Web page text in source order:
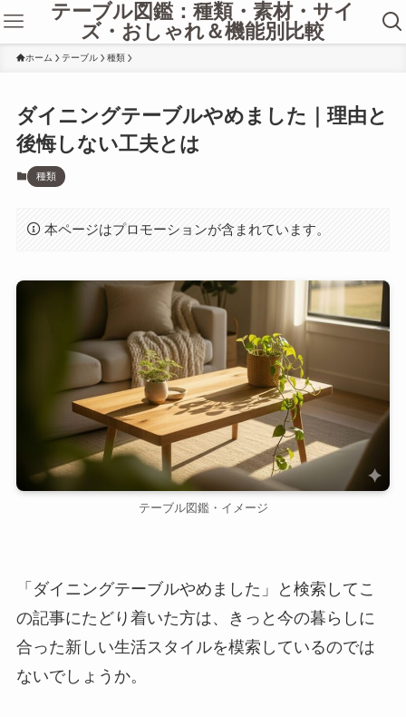
テーブル図鑑：種類・素材・サイ
ズ・おしゃれ＆機能別比較
ホーム テーブル 種類
ダイニングテーブルやめました｜理由と
後悔しない工夫とは
種類
本ページはプロモーションが含まれています。
テーブル図鑑・イメージ
「ダイニングテーブルやめました」と検索してこ
の記事にたどり着いた方は、きっと今の暮らしに
合った新しい生活スタイルを模索しているのでは
ないでしょうか。